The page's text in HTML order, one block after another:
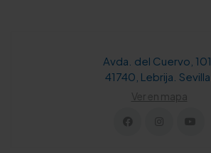
Avda. del Cuervo, 101.
41740, Lebrija. Sevilla.
Ver en mapa